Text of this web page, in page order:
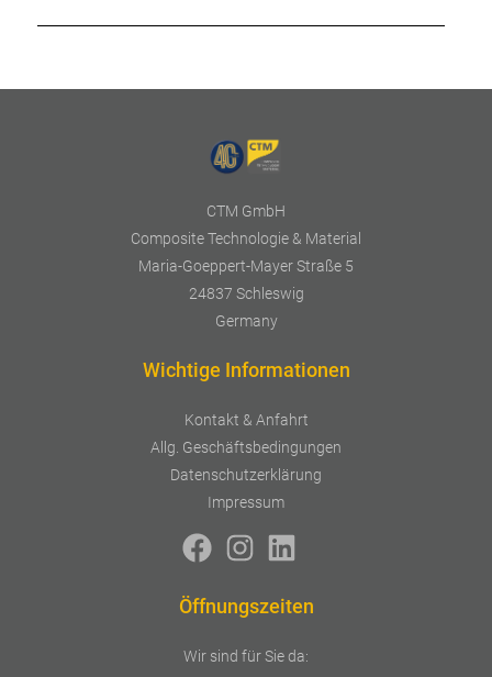
CTM GmbH
Composite Technologie & Material
Maria-Goeppert-Mayer Straße 5
24837 Schleswig
Germany
Wichtige Informationen
Kontakt & Anfahrt
Allg. Geschäftsbedingungen
Datenschutzerklärung
Impressum
Öffnungszeiten
Wir sind für Sie da: